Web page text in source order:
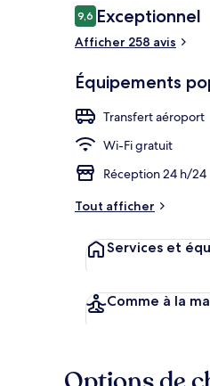
Avis
voyageurs
9,69,6 sur 10
Exceptionnel
Afficher 258 avis
Équipements
Transfert aéroport
Wi-Fi gratuit
Réception 24 h/24
Tout afficher
Services et
Comme à la